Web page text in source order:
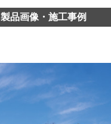
製品画像・施工事例